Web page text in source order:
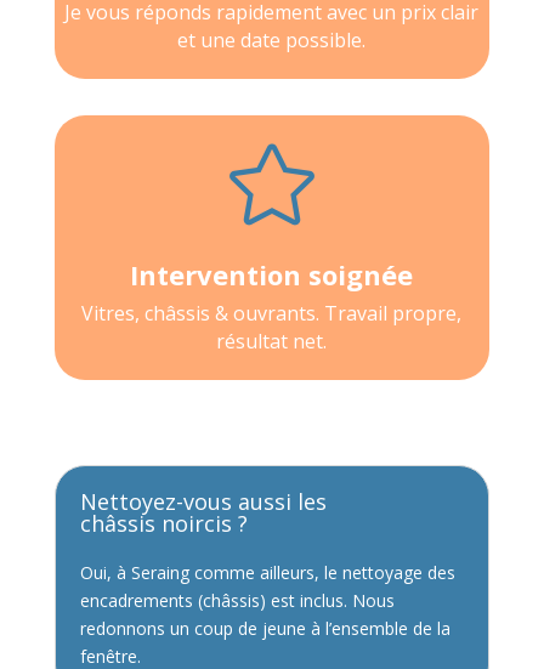
Je vous réponds rapidement avec un prix clair
et une date possible.

Intervention soignée
Vitres, châssis & ouvrants. Travail propre,
résultat net.
Nettoyez-vous aussi les
châssis noircis ?
Oui, à Seraing comme ailleurs, le nettoyage des
encadrements (châssis) est inclus. Nous
redonnons un coup de jeune à l’ensemble de la
fenêtre.